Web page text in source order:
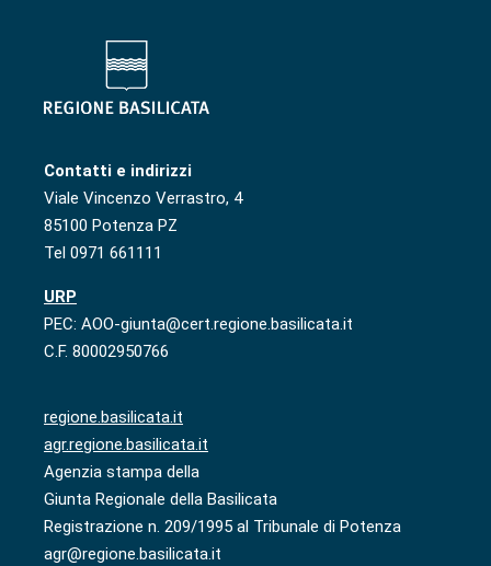
Contatti e indirizzi
Viale Vincenzo Verrastro, 4
85100 Potenza PZ
Tel 0971 661111
URP
PEC: AOO-giunta@cert.regione.basilicata.it
C.F. 80002950766
regione.basilicata.it
agr.regione.basilicata.it
Agenzia stampa della
Giunta Regionale della Basilicata
Registrazione n. 209/1995 al Tribunale di Potenza
agr@regione.basilicata.it